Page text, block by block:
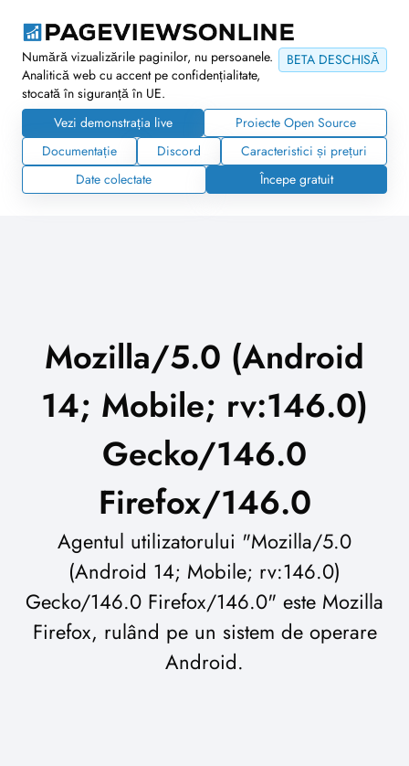
BETA DESCHISĂ
Numără vizualizările paginilor, nu persoanele.
Analitică web cu accent pe confidențialitate,
stocată în siguranță în UE.
Vezi demonstrația live
Proiecte Open Source
Documentație
Discord
Caracteristici și prețuri
Date colectate
Începe gratuit
Mozilla/5.0 (Android
14; Mobile; rv:146.0)
Gecko/146.0
Firefox/146.0
Agentul utilizatorului "Mozilla/5.0
(Android 14; Mobile; rv:146.0)
Gecko/146.0 Firefox/146.0" este Mozilla
Firefox, rulând pe un sistem de operare
Android.